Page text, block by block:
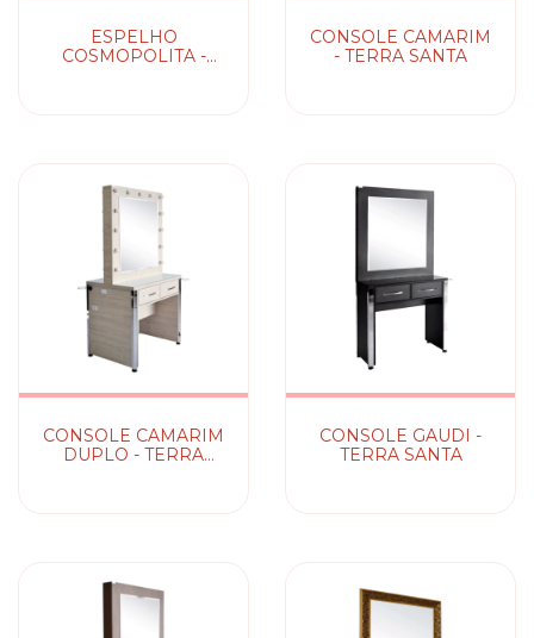
ESPELHO
COSMOPOLITA -
CONSOLE CAMARIM
- TERRA SANTA
CONSOLE CAMARIM
DUPLO - TERRA
CONSOLE GAUDI -
TERRA SANTA